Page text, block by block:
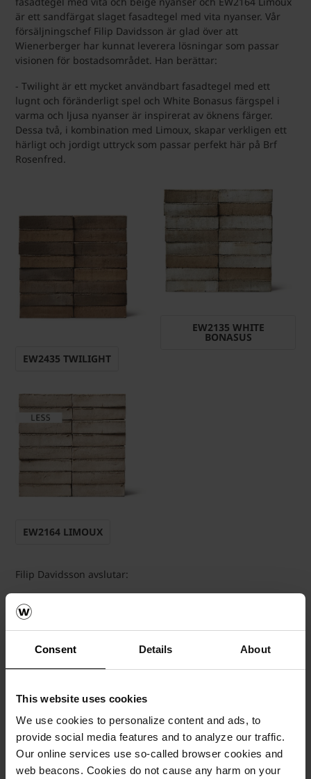
Consent Details About
This website uses cookies
We use cookies to personalize content and ads, to
provide social media features and to analyze our traffic.
Our online services use so-called browser cookies and
web beacons. Cookies do not cause any harm on your
är ett sandfärgat slaget fasadtegel med vita nyanser. Vår
försäljningschef Filip Davidsson är glad över att
Wienerberger har kunnat leverera lösningar som passar
visionen för bostadsområdet. Han berättar:
- Twilight är ett mycket användbart fasadtegel med ett
lugnt och föränderligt spel och White Bonasus färgspel i
varma och ljusa nyanser är inspirerat av öknens färger.
Dessa två, i kombination med Limoux, skapar verkligen ett
härligt och jordigt uttryck som passar perfekt här på Brf
Rosenfred.
EW2435 TWILIGHT
EW2135 WHITE
BONASUS
EW2164 LIMOUX
Filip Davidsson avslutar:
fasadtegel som alla är uppkallade efter franska städer och
vars färgpaletter är inspirerade av det sydfranska
semesterlandskapet. Inspiration har hämtats från
sommarkläder i mjukt linne. Det är ett perfekt fasadtegel
i ett lyckat projekt som det här, och resultatet blev minst
sagt en succé.